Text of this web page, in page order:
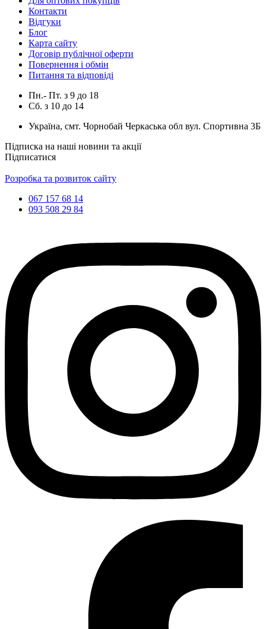
Контакти
Відгуки
Блог
Карта сайту
Договір публічної оферти
Повернення і обмін
Питання та відповіді
Пн.- Пт. з 9 до 18
Сб. з 10 до 14
Україна, смт. Чорнобай Черкаська обл вул. Спортивна 3Б
Підписка на наші новини та акції
Підписатися
Розробка та розвиток сайту
067 157 68 14
093 508 29 84